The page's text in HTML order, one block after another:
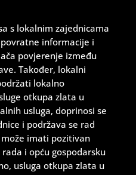
s lokalnim zajednicama
informacije i
povjerenje između
Također, lokalni
lokalno
otkupa zlata u
usluga, doprinosi se
i podržava se rad
imati pozitivan
i opću gospodarsku
usluga otkupa zlata u